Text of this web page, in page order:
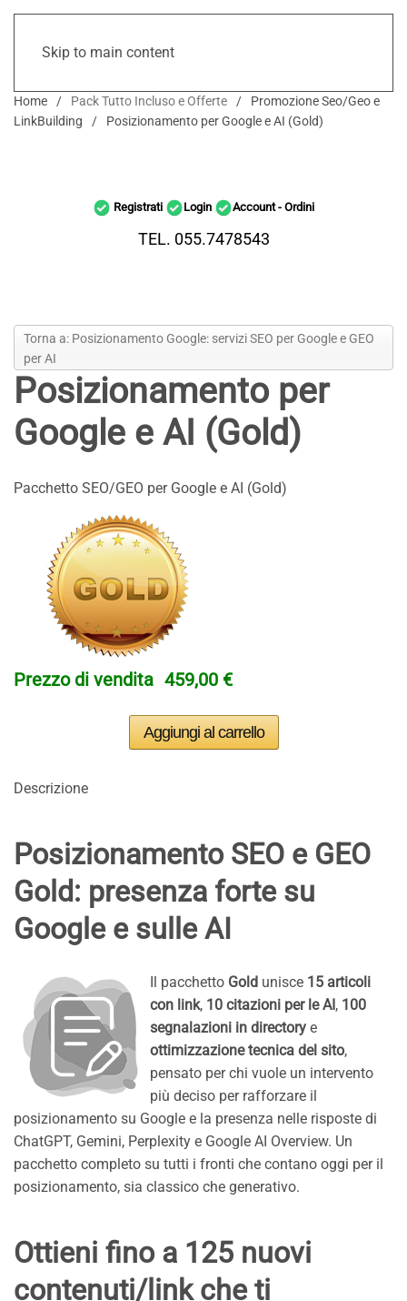
Skip to main content
Home Pack Tutto Incluso e Offerte
Promozione Seo/Geo e
LinkBuilding
Posizionamento per Google e AI (Gold)
Registrati Login Account - Ordini
TEL. 055.7478543
Torna a: Posizionamento Google: servizi SEO per Google e GEO
per AI
Posizionamento per
Google e AI (Gold)
Pacchetto SEO/GEO per Google e AI (Gold)
Prezzo di vendita 459,00 €
Descrizione
Posizionamento SEO e GEO
Gold: presenza forte su
Google e sulle AI
Il pacchetto Gold unisce 15 articoli
con link, 10 citazioni per le AI, 100
segnalazioni in directory e
ottimizzazione tecnica del sito,
pensato per chi vuole un intervento
più deciso per rafforzare il
posizionamento su Google e la presenza nelle risposte di
ChatGPT, Gemini, Perplexity e Google AI Overview. Un
pacchetto completo su tutti i fronti che contano oggi per il
posizionamento, sia classico che generativo.
Ottieni fino a 125 nuovi
contenuti/link che ti